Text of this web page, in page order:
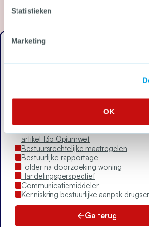
Statistieken
Marketing
OK
Drugscriminaliteit
Artikel 13b Opiumwet
Beoordelingskader artikel 13b
artikel 13b Opiumwet
Bestuursrechtelijke maatregelen
Bestuurlijke rapportage
Folder na doorzoeking woning
Handelingsperspectief
Communicatiemiddelen
Kenniskring bestuurlijke aanpak
Ga terug